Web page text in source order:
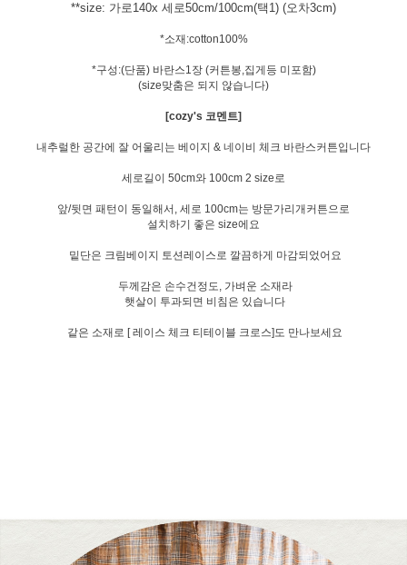
**size: 가로140x 세로50cm/100cm(택1) (오차3cm)
*소재:cotton100%
*구성:(단품) 바란스1장 (커튼봉,집게등 미포함)
(size맞춤은 되지 않습니다)
[cozy's 코멘트]
내추럴한 공간에 잘 어울리는 베이지 & 네이비 체크 바란스커튼입니다
세로길이 50cm와 100cm 2 size로
앞/뒷면 패턴이 동일해서, 세로 100cm는 방문가리개커튼으로
설치하기 좋은 size에요
밑단은 크림베이지 토션레이스로 깔끔하게 마감되었어요
두께감은 손수건정도, 가벼운 소재라
햇살이 투과되면 비침은 있습니다
같은 소재로 [ 레이스 체크 티테이블 크로스]도 만나보세요